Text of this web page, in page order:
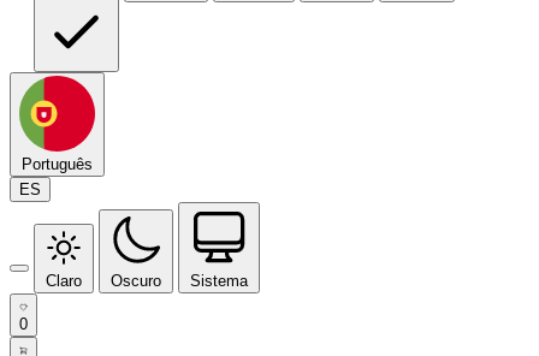
Português
ES
Claro Oscuro Sistema
0